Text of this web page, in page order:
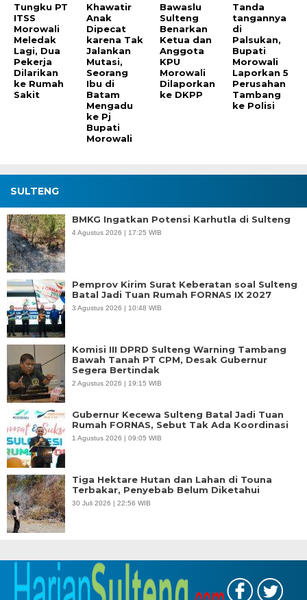
Tungku PT
ITSS
Morowali
Meledak
Lagi, Dua
Pekerja
Dilarikan
ke Rumah
Sakit
Khawatir
Anak
Dipecat
karena Tak
Jalankan
Mutasi,
Seorang
Ibu di
Batam
Mengadu
ke Pj
Bupati
Morowali
Bawaslu
Sulteng
Benarkan
Ketua dan
Anggota
KPU
Morowali
Dilaporkan
ke DKPP
Tanda
tangannya
di
Palsukan,
Bupati
Morowali
Laporkan 5
Perusahan
Tambang
ke Polisi
SULTENG
BMKG Ingatkan Potensi Karhutla di Sulteng
4 Agustus 2026 | 17:25 WIB
Pemprov Kirim Surat Keberatan soal Sulteng
Batal Jadi Tuan Rumah FORNAS IX 2027
3 Agustus 2026 | 10:48 WIB
Komisi III DPRD Sulteng Warning Tambang
Bawah Tanah PT CPM, Desak Gubernur
Segera Bertindak
2 Agustus 2026 | 19:15 WIB
Gubernur Kecewa Sulteng Batal Jadi Tuan
Rumah FORNAS, Sebut Tak Ada Koordinasi
1 Agustus 2026 | 09:05 WIB
Tiga Hektare Hutan dan Lahan di Touna
Terbakar, Penyebab Belum Diketahui
30 Juli 2026 | 22:56 WIB